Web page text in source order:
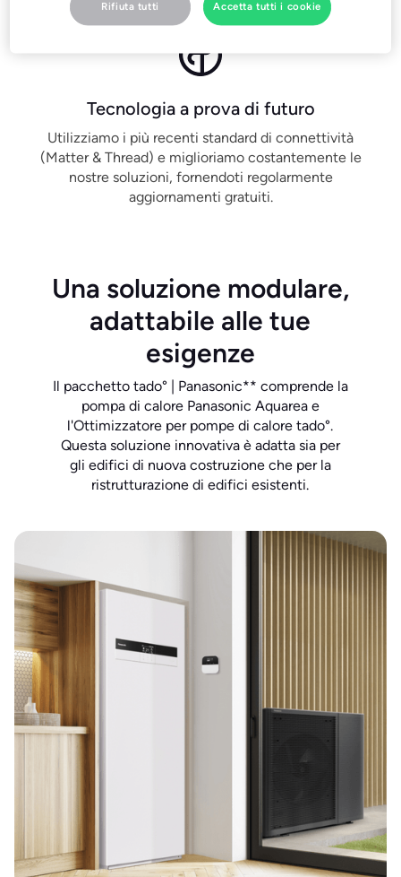
Tecnologia a prova di futuro
Utilizziamo i più recenti standard di connettività
(Matter & Thread) e miglioriamo costantemente le
nostre soluzioni, fornendoti regolarmente
aggiornamenti gratuiti.
Una soluzione modulare,
adattabile alle tue
esigenze
Il pacchetto tado° | Panasonic** comprende la
pompa di calore Panasonic Aquarea e
l'Ottimizzatore per pompe di calore tado°.
Questa soluzione innovativa è adatta sia per
gli edifici di nuova costruzione che per la
ristrutturazione di edifici esistenti.
Rifiuta tutti Accetta tutti i cookie